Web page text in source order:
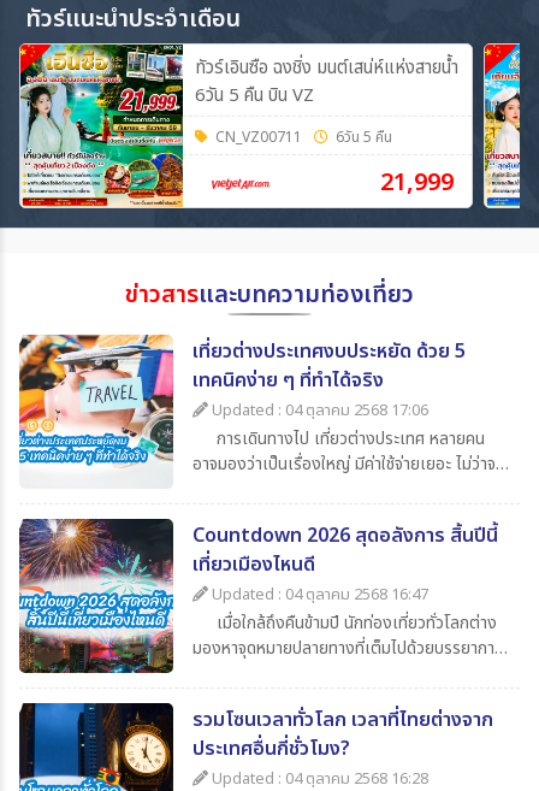
ทัวร์แนะนำประจำเดือน
ทัวร์เอินซือ ฉงชิ่ง มนต์เสน่ห์แห่งสายน้ำ
6วัน 5 คืน บิน VZ
CN_VZ00711 6วัน 5 คืน
21,999
ข่าวสารและบทความท่องเที่ยว
เที่ยวต่างประเทศงบประหยัด ด้วย 5
เทคนิคง่าย ๆ ที่ทำได้จริง
Updated : 04 ตุลาคม 2568 17:06
การเดินทางไป เที่ยวต่างประเทศ หลายคน
อาจมองว่าเป็นเรื่องใหญ่ มีค่าใช้จ่ายเยอะ ไม่ว่าจะ
และค่าใช้จ่ายจิปาถะอื่น ๆ แต่หากเรารู้จักวางแผน
ดี ๆ ก็สามารถไป เที่ยวต่างประเทศในราคาสบาย
กระเป๋า วันนี้ 365Travel(ทัวร์ 365 วัน) ขอนำ
เสนอ 5 เทคนิคเที่ยวต่างประเทศแบบประหยัด ที่
จะช่วยให้นักท่องเที่ยวทุกคนสามารถไปเปิด
ประสบการณ์ใหม่ ๆ ได้อย่างคุ้มค่า
Countdown 2026 สุดอลังการ สิ้นปีนี้
เที่ยวเมืองไหนดี
Updated : 04 ตุลาคม 2568 16:47
เมื่อใกล้ถึงคืนข้ามปี นักท่องเที่ยวทั่วโลกต่าง
มองหาจุดหมายปลายทางที่เต็มไปด้วยบรรยากาศ
ตา หากคุณกำลังวางแผนไปเที่ยวสิ้นปีนี้
365Travel(ทัวร์365วัน) มี 4 ประเทศน่าไป เคา
นต์ดาวน์ 2026 ที่ไม่ควรพลาดมาแนะนำ
รวมโซนเวลาทั่วโลก เวลาที่ไทยต่างจาก
ประเทศอื่นกี่ชั่วโมง?
Updated : 04 ตุลาคม 2568 16:28